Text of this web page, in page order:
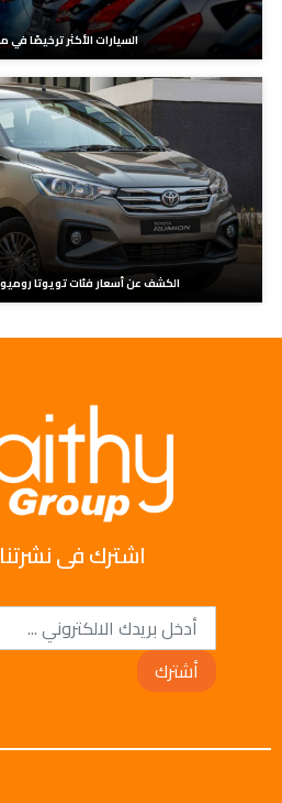
السيارات الأكثر ترخيصًا في مصر
الكشف عن أسعار فئات تويوتا روميون
اشترك فى نشرتنا
أشترك